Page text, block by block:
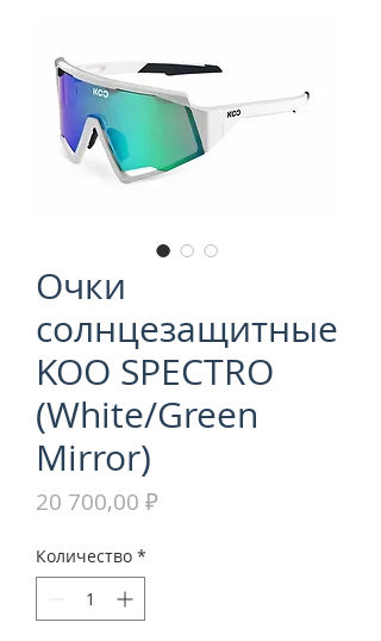
Очки
солнцезащитные
KOO SPECTRO
(White/Green
Mirror)
20 700,00 ₽Цена
Количество *